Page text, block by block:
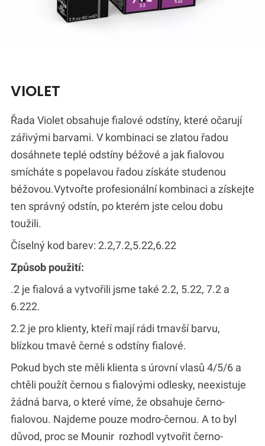
VIOLET
Řada Violet obsahuje fialové odstíny, které očarují
zářivými barvami. V kombinaci se zlatou řadou
dosáhnete teplé odstíny béžové a jak fialovou
smícháte s popelavou řadou získáte studenou
béžovou.Vytvořte profesionální kombinaci a získejte
ten správný odstín, po kterém jste celou dobu
toužili.
Číselný kod barev: 2.2,7.2,5.22,6.22
Způsob použití:
.2 je fialová a vytvořili jsme také 2.2, 5.22, 7.2 a
6.222.
2.2 je pro klienty, kteří mají rádi tmavší barvu,
blízkou tmavě černé s odstíny fialové.
Pokud bych ste měli klienta s úrovní vlasů 4/5/6 a
chtěli použít černou s fialovými odlesky, neexistuje
žádná barva, o které víme, že obsahuje černo-
fialovou. Najdeme pouze modro-černou. A to byl
důvod, proc se Mounir rozhodl vytvořit černo-